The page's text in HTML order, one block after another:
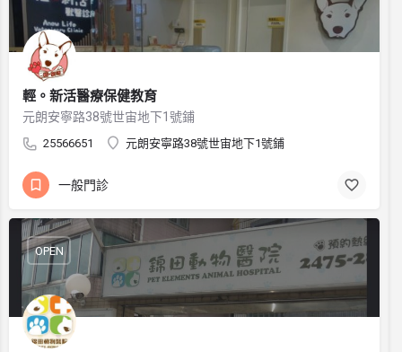
輕。新活醫療保健教育
元朗安寧路38號世宙地下1號鋪
25566651 元朗安寧路38號世宙地下1號鋪
一般門診
OPEN